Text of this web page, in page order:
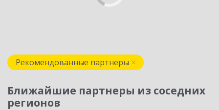
Рекомендованные партнеры
Ближайшие партнеры из соседних
регионов